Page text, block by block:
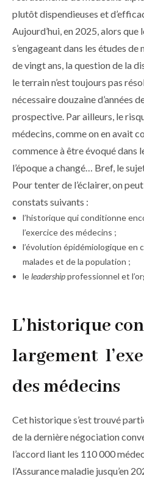
plutôt dispendieuses et
Aujourd’hui, en 2025, alors que
s’engageant dans les études
de vingt ans, la question de la
le terrain n’est toujours pas
nécessaire douzaine d’années
prospective. Par ailleurs, le
médecins, comme on en avait
commence à être évoqué dans
l’époque a changé… Bref, le
Pour tenter de l’éclairer, on
constats suivants :
l’historique qui conditionne
l’exercice des médecins ;
l’évolution épidémiologique en
malades et de la population ;
leleadershipprofessionnel et
L’historique
largement
des médecins
Cet historique s’est trouvé
de la dernière négociation
l’accord liant les 110 000
l’Assurance maladie jusqu’en